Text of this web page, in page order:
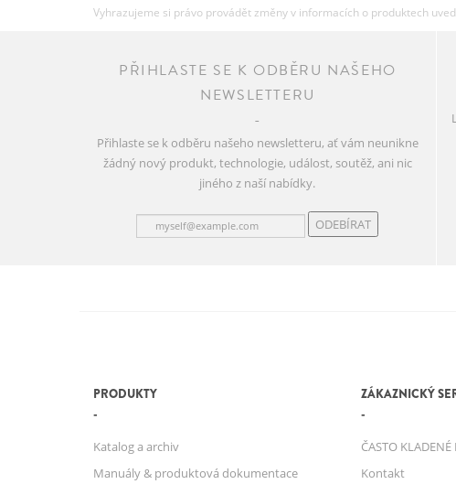
Vyhrazujeme si právo provádět změny v informacích o produktech
PŘIHLASTE SE K ODBĚRU NAŠEHO
NEWSLETTERU
Přihlaste se k odběru našeho newsletteru, ať vám neunikne
žádný nový produkt, technologie, událost, soutěž, ani nic
jiného z naší nabídky.
ODEBÍRAT
PRODUKTY
Katalog a archiv
Manuály & produktová dokumentace
ZÁKAZNICKÝ
ČASTO
Kontakt